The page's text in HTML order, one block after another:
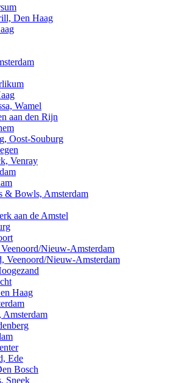
Den Haag
Wamel
aan den Rijn
Oost-Souburg
Venray
& Bowls, Amsterdam
aan de Amstel
Veenoord/Nieuw-Amsterdam
Veenoord/Nieuw-Amsterdam
Haag
Amsterdam
Ede
Bosch
Sneek